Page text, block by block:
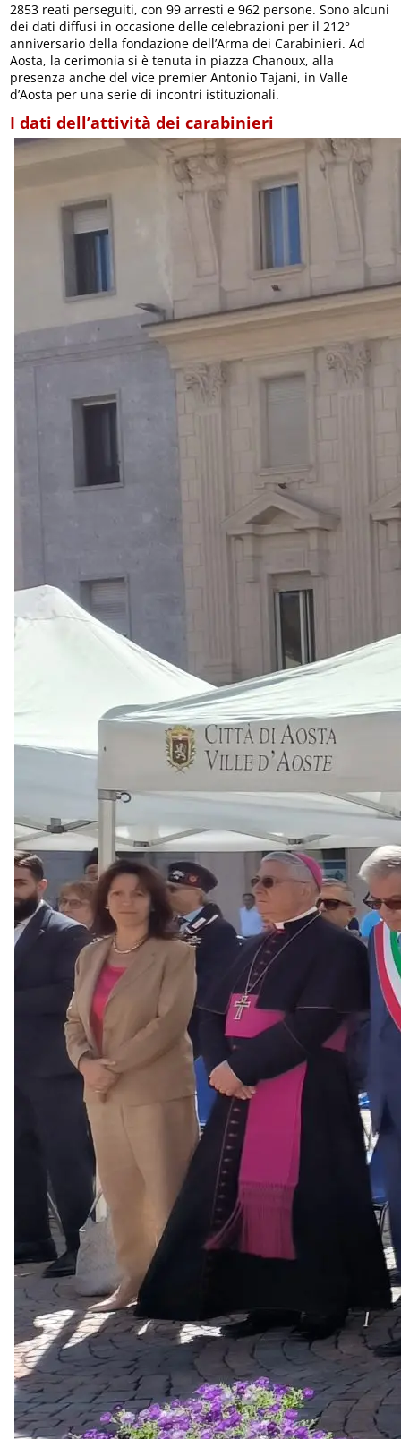
2853 reati perseguiti, con 99 arresti e 962 persone. Sono alcuni
dei dati diffusi in occasione delle celebrazioni per il 212°
anniversario della fondazione dell’Arma dei Carabinieri. Ad
Aosta, la cerimonia si è tenuta in piazza Chanoux, alla
presenza anche del vice premier Antonio Tajani, in Valle
d’Aosta per una serie di incontri istituzionali.
I dati dell’attività dei carabinieri